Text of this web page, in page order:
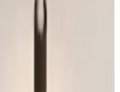
ve kolay montaj
doğal bir atmosferle
fikirlerle dolu